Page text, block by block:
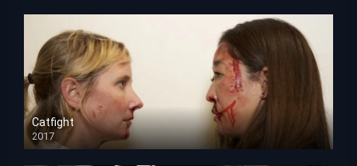
Catfight
2017
HD 720p